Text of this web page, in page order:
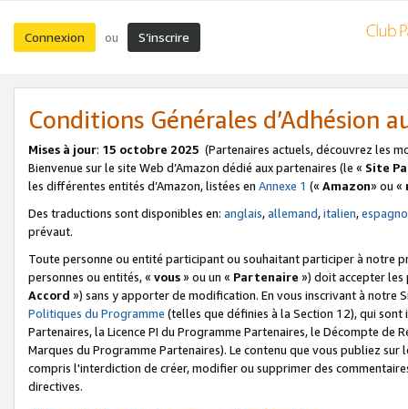
Connexion ou S’inscrire
Conditions Générales d’Adhésion
Mises à jour: 15 octobre 2025 (Partenaires actuels, découvrez les
Bienvenue sur le site Web d’Amazon dédié aux partenaires (le « Site
les différentes entités d’Amazon, listées en Annexe 1 (« Amazon» ou «
Des traductions sont disponibles en: anglais,allemand,italien,
prévaut.
Toute personne ou entité participant ou souhaitant participer à notre
personnes ou entités, « vous» ou un « Partenaire ») doit accepter les
Accord ») sans y apporter de modification. En vous inscrivant à notre
Politiques du Programme (telles que définies à la Section 12), qui
Partenaires, la Licence PI du Programme Partenaires, le Décompte de
Marques du Programme Partenaires). Le contenu que vous publiez
compris l'interdiction de créer, modifier ou supprimer des
directives.